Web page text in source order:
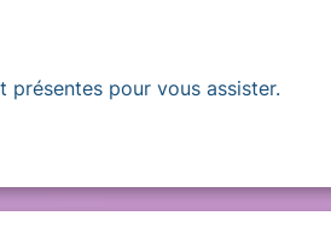
pour vous assister.